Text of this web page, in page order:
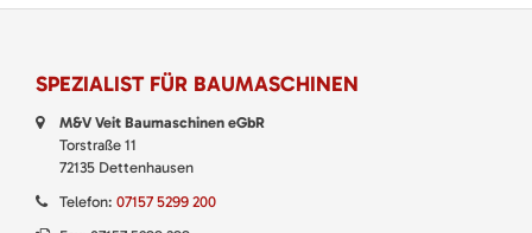
SPEZIALIST FÜR BAUMASCHINEN
M&V Veit Baumaschinen eGbR
Torstraße 11
72135 Dettenhausen
Telefon: 07157 5299 200